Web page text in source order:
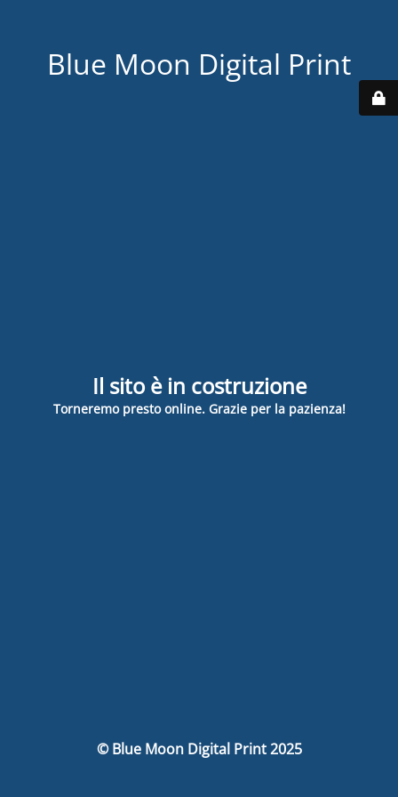
Blue Moon Digital Print
Il sito è in costruzione
Torneremo presto online. Grazie per la pazienza!
© Blue Moon Digital Print 2025